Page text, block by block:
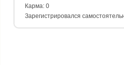
Карма: 0
Зарегистрировался